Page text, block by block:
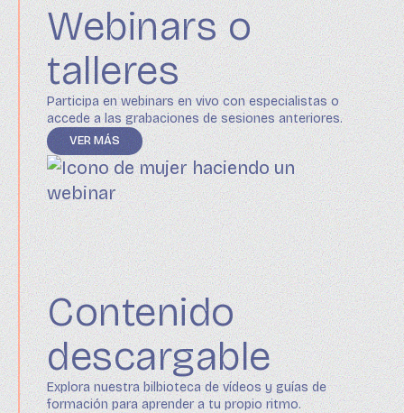
Webinars o
talleres
Participa en webinars en vivo con especialistas o
accede a las grabaciones de sesiones anteriores.
VER MÁS
Contenido
descargable
Explora nuestra bilbioteca de vídeos y guías de
formación para aprender a tu propio ritmo.